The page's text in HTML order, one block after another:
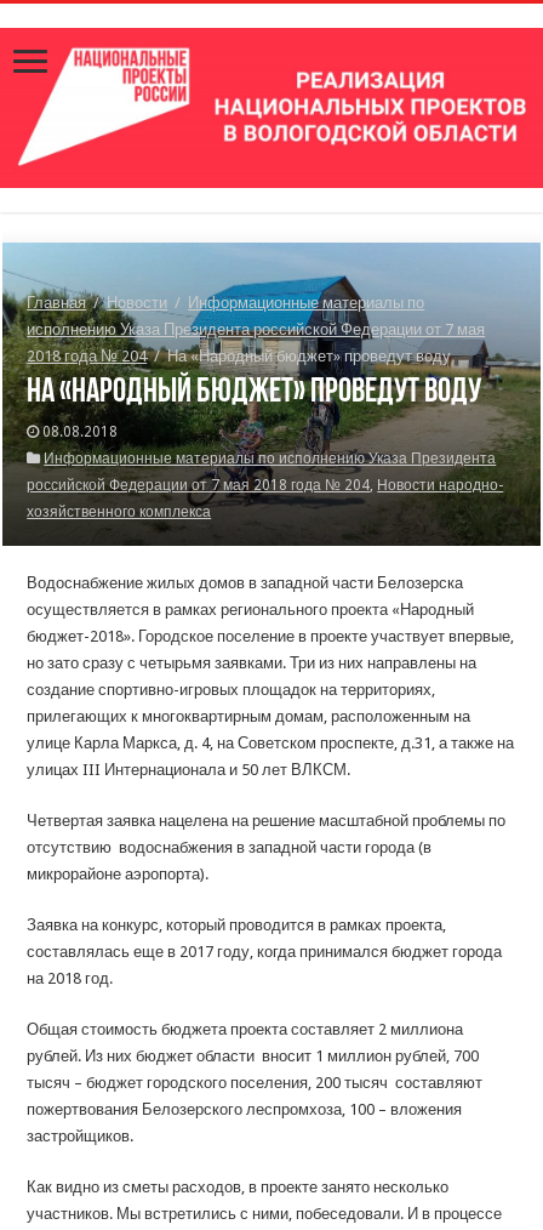
Главная / Новости / Информационные материалы по
исполнению Указа Президента российской Федерации от 7 мая
2018 года № 204 / На «Народный бюджет» проведут воду
На «Народный бюджет» проведут воду
08.08.2018
Информационные материалы по исполнению Указа Президента
российской Федерации от 7 мая 2018 года № 204, Новости народно-
хозяйственного комплекса
Водоснабжение жилых домов в западной части Белозерска
осуществляется в рамках регионального проекта «Народный
бюджет-2018». Городское поселение в проекте участвует впервые,
но зато сразу с четырьмя заявками. Три из них направлены на
создание спортивно-игровых площадок на территориях,
прилегающих к многоквартирным домам, расположенным на
улице Карла Маркса, д. 4, на Советском проспекте, д.31, а также на
улицах III Интернационала и 50 лет ВЛКСМ.
Четвертая заявка нацелена на решение масштабной проблемы по
отсутствию водоснабжения в западной части города (в
микрорайоне аэропорта).
Заявка на конкурс, который проводится в рамках проекта,
составлялась еще в 2017 году, когда принимался бюджет города
на 2018 год.
Общая стоимость бюджета проекта составляет 2 миллиона
рублей. Из них бюджет области вносит 1 миллион рублей, 700
тысяч – бюджет городского поселения, 200 тысяч составляют
пожертвования Белозерского леспромхоза, 100 – вложения
застройщиков.
Как видно из сметы расходов, в проекте занято несколько
участников. Мы встретились с ними, побеседовали. И в процессе